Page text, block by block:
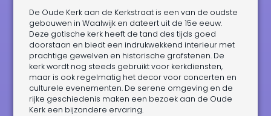
De Oude Kerk aan de Kerkstraat is een van de oudste
gebouwen in Waalwijk en dateert uit de 15e eeuw.
Deze gotische kerk heeft de tand des tijds goed
doorstaan en biedt een indrukwekkend interieur met
prachtige gewelven en historische grafstenen. De
kerk wordt nog steeds gebruikt voor kerkdiensten,
maar is ook regelmatig het decor voor concerten en
culturele evenementen. De serene omgeving en de
rijke geschiedenis maken een bezoek aan de Oude
Kerk een bijzondere ervaring.